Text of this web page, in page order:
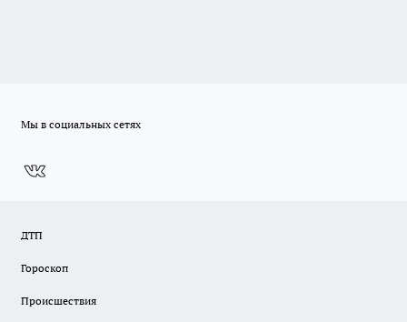
Мы в социальных сетях
ДТП
Гороскоп
Происшествия